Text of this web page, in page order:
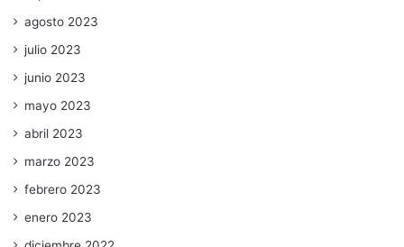
agosto 2023
julio 2023
junio 2023
mayo 2023
abril 2023
marzo 2023
febrero 2023
enero 2023